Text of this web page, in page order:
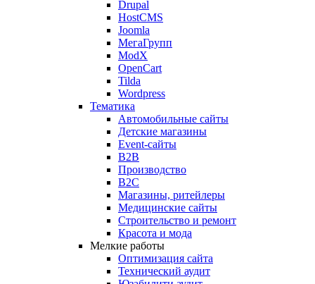
Drupal
HostCMS
Joomla
МегаГрупп
ModX
OpenCart
Tilda
Wordpress
Тематика
Автомобильные сайты
Детские магазины
Event-сайты
B2B
Производство
B2C
Магазины, ритейлеры
Медицинские сайты
Строительство и ремонт
Красота и мода
Мелкие работы
Оптимизация сайта
Технический аудит